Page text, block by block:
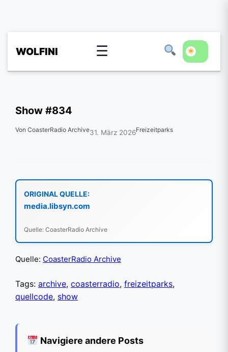
WOLFINI ☰
Show #834
Von CoasterRadio Archive31. März 2026Freizeitparks
ORIGINAL QUELLE:
media.libsyn.com
Quelle: CoasterRadio Archive
Quelle: CoasterRadio Archive
Tags: archive, coasterradio, freizeitparks,
quellcode, show
Navigiere andere Posts